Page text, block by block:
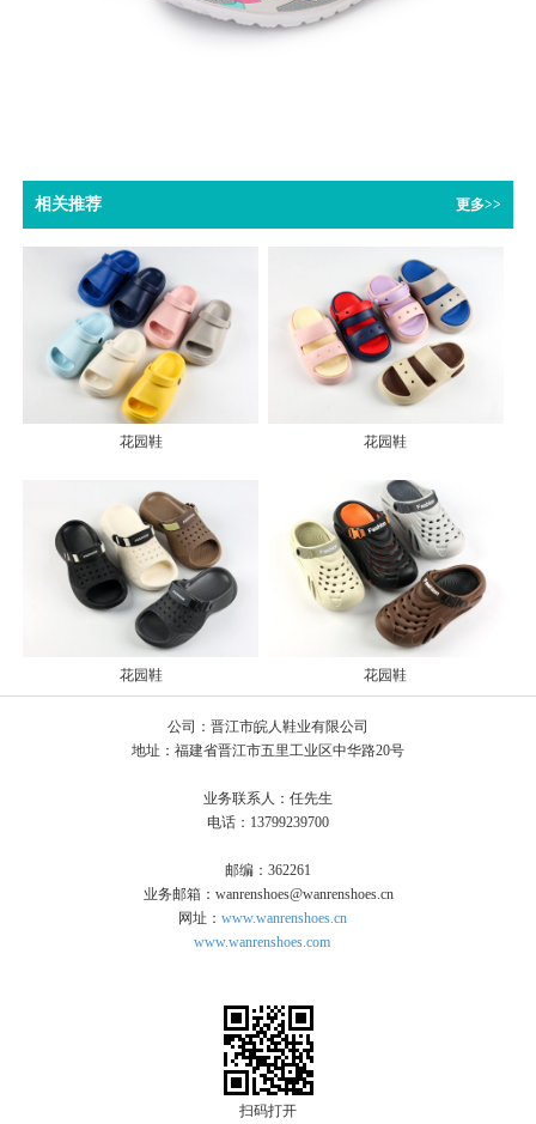
相关推荐 更多>>
花园鞋 花园鞋
花园鞋 花园鞋
公司：晋江市皖人鞋业有限公司
地址：福建省晋江市五里工业区中华路20号
业务联系人：任先生
电话：13799239700
邮编：362261
业务邮箱：wanrenshoes@wanrenshoes.cn
网址： www.wanrenshoes.cn
www.wanrenshoes.com
扫码打开